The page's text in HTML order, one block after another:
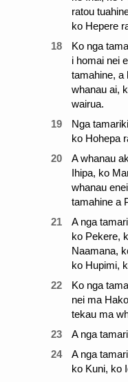
ratou
ko Hepere
18
Ko nga
i homai nei
tamahine, a
whanau ai,
wairua.
19
Nga
ko Hohepa
20
A whanau
Ihipa, ko
whanau
tamahine a
21
A nga
ko Pekere,
Naamana,
ko Hupimi,
22
Ko nga
nei ma
tekau ma
23
A nga
24
A nga
ko Kuni, ko